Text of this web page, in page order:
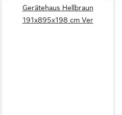
Gerätehaus Hellbraun
191x895x198 cm Ver